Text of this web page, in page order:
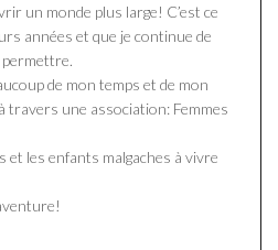
un monde plus large! C’est ce
années et que je continue de
permettre.
de mon temps et de mon
travers une association: Femmes
et les enfants malgaches à vivre